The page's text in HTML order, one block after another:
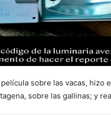
sobre las vacas,
sobre las gallinas; y